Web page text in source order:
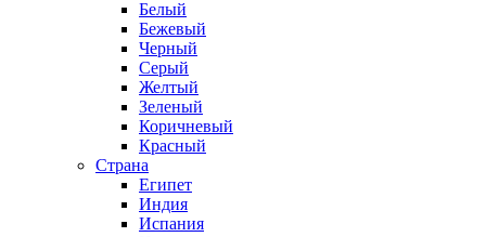
Белый
Бежевый
Черный
Серый
Желтый
Зеленый
Коричневый
Красный
Страна
Египет
Индия
Испания